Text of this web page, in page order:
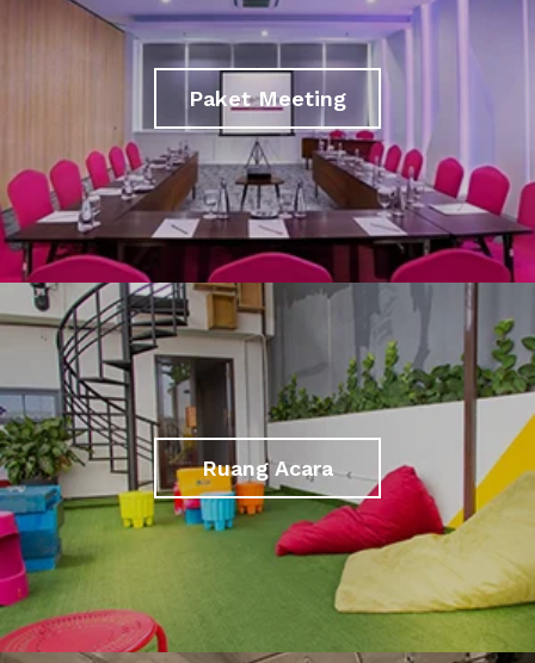
Paket Meeting
Ruang Acara